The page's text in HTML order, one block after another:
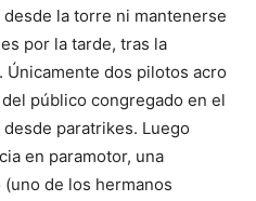
la torre ni mantenerse
por la tarde, tras la
Únicamente dos pilotos acro
público congregado en el
paratrikes. Luego
en paramotor, una
de los hermanos